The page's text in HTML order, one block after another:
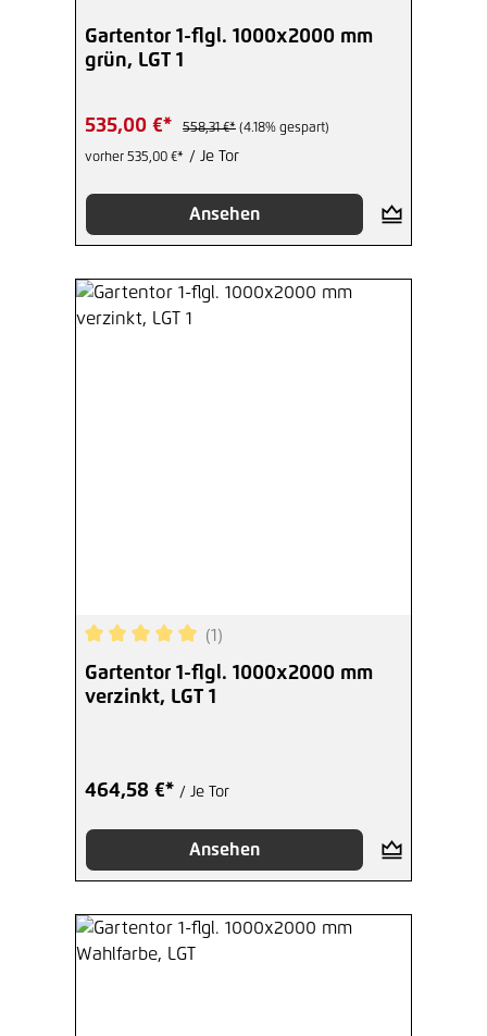
Gartentor 1-flgl. 1000x2000 mm
grün, LGT 1
535,00 €* 558,31 €* (4.18% gespart)
vorher 535,00 €* / Je Tor
Ansehen
Durchschnittliche Bewertung von 5 von 5
(1)
Gartentor 1-flgl. 1000x2000 mm
verzinkt, LGT 1
464,58 €* / Je Tor
Ansehen